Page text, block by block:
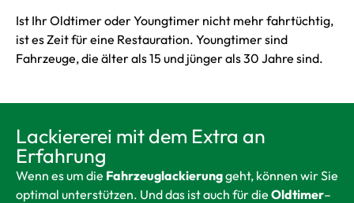
Ist Ihr Oldtimer oder Youngtimer nicht mehr fahrtüchtig,
ist es Zeit für eine Restauration. Youngtimer sind
Fahrzeuge, die älter als 15 und jünger als 30 Jahre sind.
Lackiererei mit dem Extra an
Erfahrung
Wenn es um die Fahrzeuglackierunggeht, können wir Sie
optimal unterstützen. Und das ist auch für die Oldtimer–